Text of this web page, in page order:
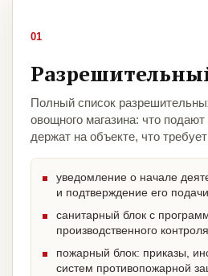
01
Полный список
овощного магазина: что
держат на объекте, что
уведомление о начале
и подтверждение его подачи
санитарный блок с
производственного контроля
пожарный блок: приказы,
систем противопожарной